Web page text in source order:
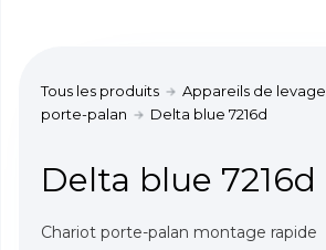
Tous les produits Appareils de levage
porte-palan
Delta blue 7216d
Delta blue 7216d
Chariot porte-palan montage rapide